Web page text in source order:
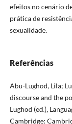
efeitos no cenário
prática de
sexualidade.
Referências
Abu-Lughod, Lila;
discourse and the
Lughod (ed.),
Cambridge: